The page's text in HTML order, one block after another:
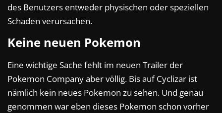
des Benutzers entweder physischen oder speziellen
Schaden verursachen.
Keine neuen Pokemon
Eine wichtige Sache fehlt im neuen Trailer der
Pokemon Company aber völlig. Bis auf Cyclizar ist
nämlich kein neues Pokemon zu sehen. Und genau
genommen war eben dieses Pokemon schon vorher